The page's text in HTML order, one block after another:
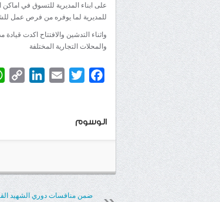
على ابناء المديرية للتسوق في اماكن
للمديرية لما يوفره من فرص عمل
واثناء التدشين والافتتاح اكدت
والمحلات التجارية المختلفة
Facebook
Twitter
Email
الوسوم
ضمن منافسات دوري الشهيد